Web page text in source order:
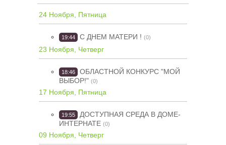
24 Ноября, Пятница
19:44 С ДНЕМ МАТЕРИ ! (0)
23 Ноября, Четверг
18:46
ОБЛАСТНОЙ КОНКУРС "МОЙ
ВЫБОР!" (0)
17 Ноября, Пятница
19:55
ДОСТУПНАЯ СРЕДА В ДОМЕ-
ИНТЕРНАТЕ (0)
09 Ноября, Четверг